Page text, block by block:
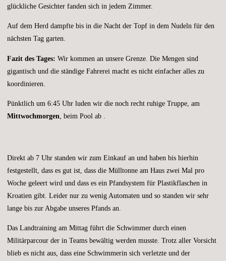
glückliche Gesichter fanden sich in jedem Zimmer.
Auf dem Herd dampfte bis in die Nacht der Topf in dem Nudeln für den
nächsten Tag garten.
Fazit des Tages: Wir kommen an unsere Grenze. Die Mengen sind
gigantisch und die ständige Fahrerei macht es nicht einfacher alles zu
koordinieren.
Pünktlich um 6:45 Uhr luden wir die noch recht ruhige Truppe, am
Mittwochmorgen, beim Pool ab .
Direkt ab 7 Uhr standen wir zum Einkauf an und haben bis hierhin
festgestellt, dass es gut ist, dass die Mülltonne am Haus zwei Mal pro
Woche geleert wird und dass es ein Pfandsystem für Plastikflaschen in
Kroatien gibt. Leider nur zu wenig Automaten und so standen wir sehr
lange bis zur Abgabe unseres Pfands an.
Das Landtraining am Mittag führt die Schwimmer durch einen
Militärparcour der in Teams bewältig werden musste. Trotz aller Vorsicht
blieb es nicht aus, dass eine Schwimmerin sich verletzte und der